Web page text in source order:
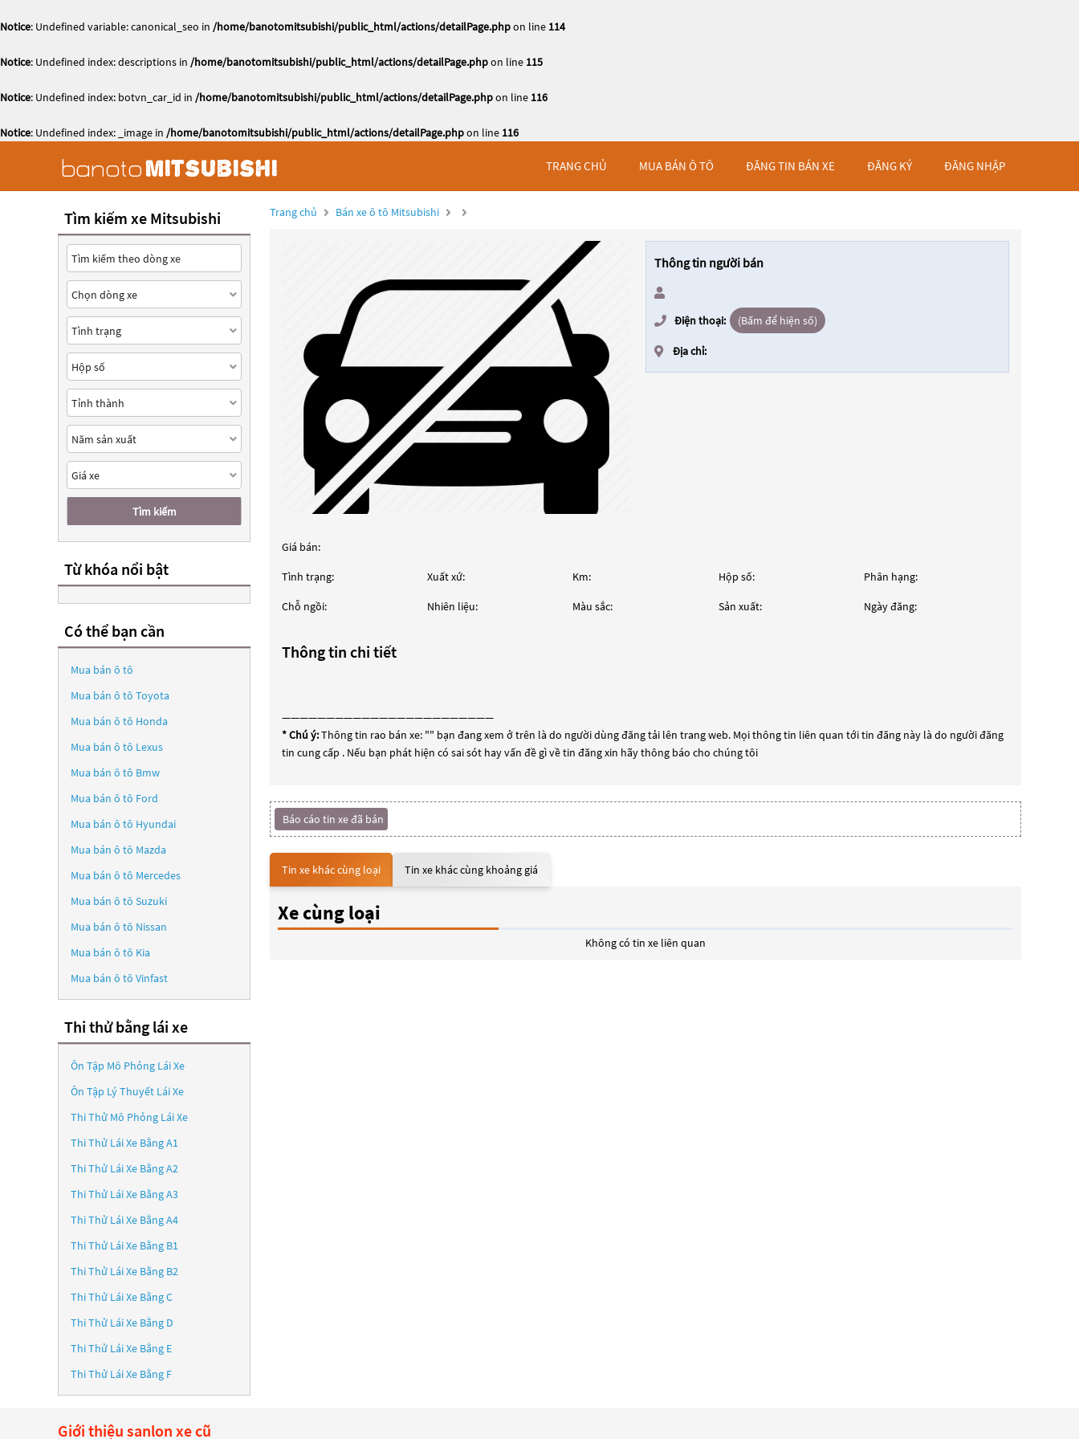
Notice: Undefined variable: canonical_seo in /home/banotomitsubishi/public_html/actions/detailPage.phpon line 114
Notice: Undefined index: descriptions in /home/banotomitsubishi/public_html/actions/detailPage.phpon line 115
Notice: Undefined index: botvn_car_id in /home/banotomitsubishi/public_html/actions/detailPage.phpon line 116
Notice: Undefined index: _image in /home/banotomitsubishi/public_html/actions/detailPage.phpon line 116
TRANG CHỦ MUA BÁN Ô TÔ ĐĂNG TIN BÁN XE ĐĂNG KÝ ĐĂNG NHẬP
Trang chủ Bán xe ô tô Mitsubishi
Thông tin người bán
Điện thoại: (Bấm để hiện số)
Địa chỉ:
Giá bán:
Tình trạng: Xuất xứ: Km: Hộp số: Phân hạng:
Chỗ ngồi: Nhiên liệu: Màu sắc: Sản xuất: Ngày đăng:
Thông tin chi tiết
————————————————————————
* Chú ý:Thông tin rao bán xe: "" bạn đang xem ở trên là do người dùng đăng tải lên trang web. Mọi thông tin liên quan tới tin đăng này là do người đăng
tin cung cấp . Nếu bạn phát hiện có sai sót hay vấn đề gì về tin đăng xin hãy thông báo cho chúng tôi
Báo cáo tin xe đã bán
Tin xe khác cùng loại Tin xe khác cùng khoảng giá
Xe cùng loại
Không có tin xe liên quan
Tìm kiếm xe Mitsubishi
Tìm kiếm
Từ khóa nổi bật
Có thể bạn cần
Mua bán ô tô
Mua bán ô tô Toyota
Mua bán ô tô Honda
Mua bán ô tô Lexus
Mua bán ô tô Bmw
Mua bán ô tô Ford
Mua bán ô tô Hyundai
Mua bán ô tô Mazda
Mua bán ô tô Mercedes
Mua bán ô tô Suzuki
Mua bán ô tô Nissan
Mua bán ô tô Kia
Mua bán ô tô Vinfast
Thi thử bằng lái xe
Ôn Tập Mô Phỏng Lái Xe
Ôn Tập Lý Thuyết Lái Xe
Thi Thử Mô Phỏng Lái Xe
Thi Thử Lái Xe Bằng A1
Thi Thử Lái Xe Bằng A2
Thi Thử Lái Xe Bằng A3
Thi Thử Lái Xe Bằng A4
Thi Thử Lái Xe Bằng B1
Thi Thử Lái Xe Bằng B2
Thi Thử Lái Xe Bằng C
Thi Thử Lái Xe Bằng D
Thi Thử Lái Xe Bằng E
Thi Thử Lái Xe Bằng F
Giới thiệu sanlon xe cũ